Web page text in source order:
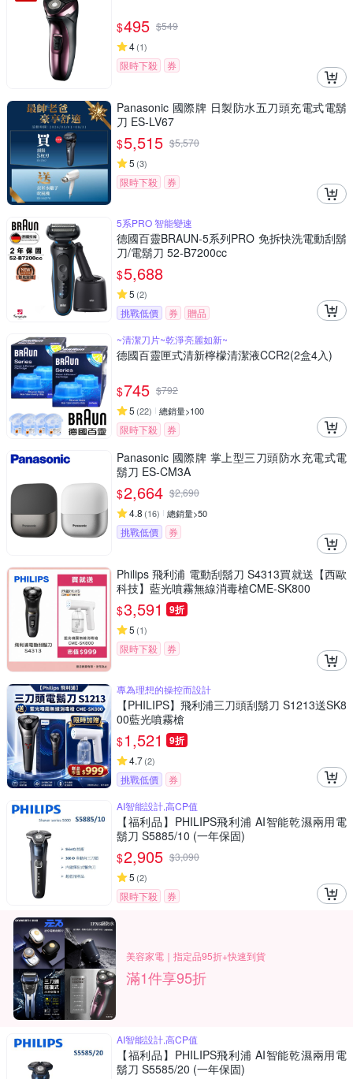
$495 $549
4(1)
限時下殺 券
Panasonic 國際牌 日製防水五刀頭充電式電鬍
刀 ES-LV67
$5,515 $5,570
5 (3)
限時下殺 券
5系PRO 智能變速
德國百靈BRAUN-5系列PRO 免拆快洗電動刮鬍
刀/電鬍刀 52-B7200cc
$5,688
5 (2)
挑戰低價 券
贈品
~清潔刀片~乾淨亮麗如新~
德國百靈匣式清新檸檬清潔液CCR2(2盒4入)
$745 $792
5 (22) 總銷量>100
限時下殺 券
Panasonic 國際牌 掌上型三刀頭防水充電式電
鬍刀 ES-CM3A
$2,664 $2,690
4.8 (16) 總銷量>50
挑戰低價 券
Philips 飛利浦 電動刮鬍刀 S4313買就送【西歐
科技】藍光噴霧無線消毒槍CME-SK800
$3,591 9折
5 (1)
限時下殺 券
專為理想的操控而設計
【PHILIPS】飛利浦三刀頭刮鬍刀 S1213送SK8
00藍光噴霧槍
$1,521 9折
4.7(2)
挑戰低價
券
AI智能設計,高CP值
【福利品】PHILIPS飛利浦 AI智能乾濕兩用電
鬍刀 S5885/10 (一年保固)
$2,905 $3,090
5 (2)
限時下殺 券
美容家電｜指定品95折+快速到貨
滿1件享95折
AI智能設計,高CP值
【福利品】PHILIPS飛利浦 AI智能乾濕兩用電
鬍刀 S5585/20 (一年保固)